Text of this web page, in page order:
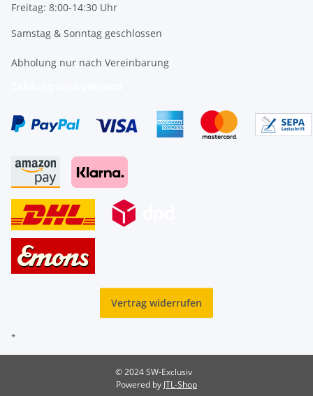
Freitag: 8:00-14:30 Uhr
Samstag & Sonntag geschlossen
Abholung nur nach Vereinbarung
Vertrag widerrufen
*
© 2024 SW-Exclusiv
Powered by JTL-Shop